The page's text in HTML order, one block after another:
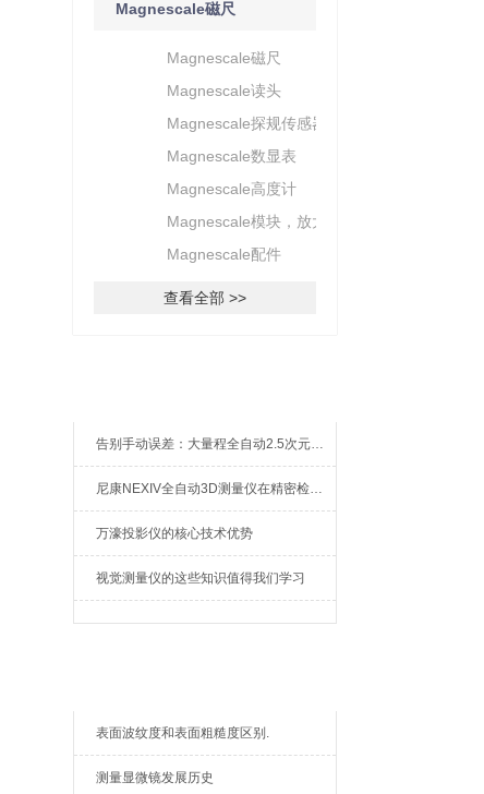
Magnescale磁尺
Magnescale磁尺
Magnescale读头
Magnescale探规传感器
Magnescale数显表
Magnescale高度计
Magnescale模块，放大器
Magnescale配件
查看全部 >>
告别手动误差：大量程全自动2.5次元测量机如何实现高效精密质检？
尼康NEXIV全自动3D测量仪在精密检测中的应用
万濠投影仪的核心技术优势
视觉测量仪的这些知识值得我们学习
表面波纹度和表面粗糙度区别.
测量显微镜发展历史